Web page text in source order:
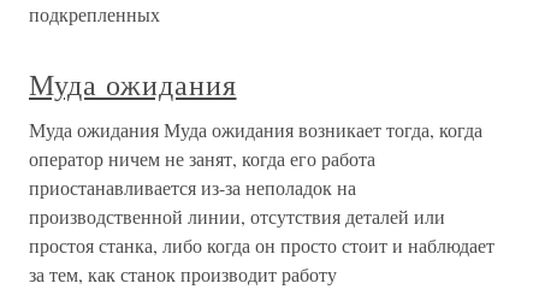
подкрепленных
Муда ожидания
Муда ожидания Муда ожидания возникает тогда, когда
оператор ничем не занят, когда его работа
приостанавливается из-за неполадок на
производственной линии, отсутствия деталей или
простоя станка, либо когда он просто стоит и наблюдает
за тем, как станок производит работу